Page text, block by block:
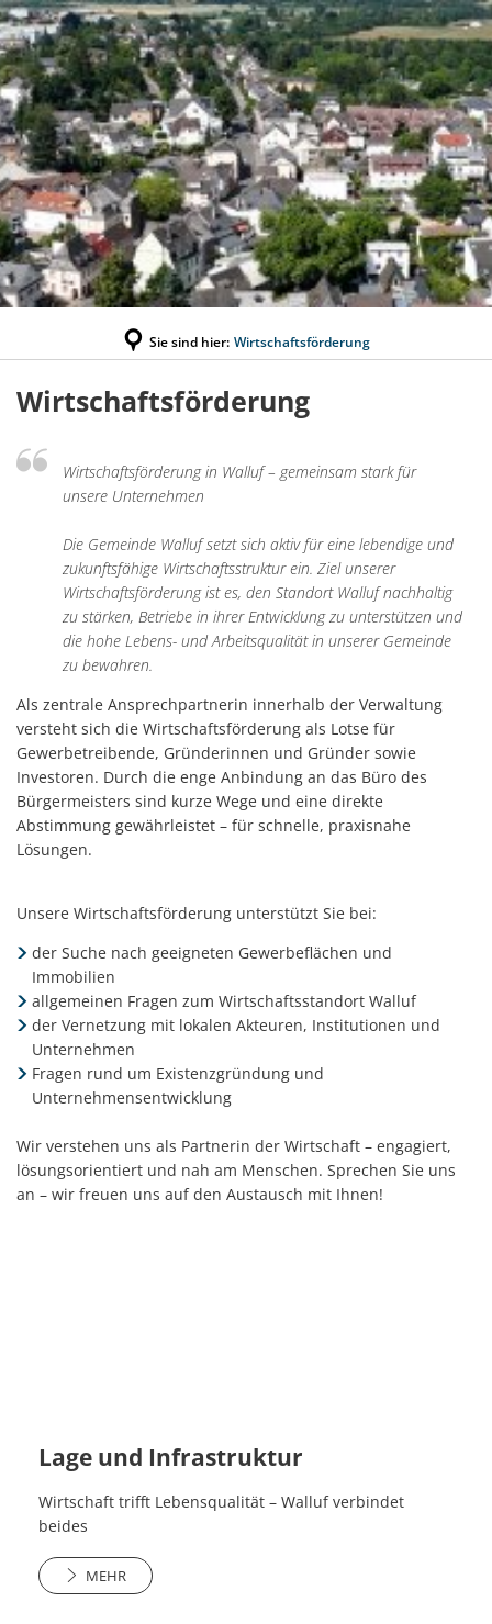
Sie sind hier: Wirtschaftsförderung
Wirtschaftsförderung
Wirtschaftsförderung
Wirtschaftsförderung in Walluf – gemeinsam stark für
unsere Unternehmen
Die Gemeinde Walluf setzt sich aktiv für eine lebendige und
zukunftsfähige Wirtschaftsstruktur ein. Ziel unserer
Wirtschaftsförderung ist es, den Standort Walluf nachhaltig
zu stärken, Betriebe in ihrer Entwicklung zu unterstützen und
die hohe Lebens- und Arbeitsqualität in unserer Gemeinde
zu bewahren.
Als zentrale Ansprechpartnerin innerhalb der Verwaltung
versteht sich die Wirtschaftsförderung als Lotse für
Gewerbetreibende, Gründerinnen und Gründer sowie
Investoren. Durch die enge Anbindung an das Büro des
Bürgermeisters sind kurze Wege und eine direkte
Abstimmung gewährleistet – für schnelle, praxisnahe
Lösungen.
Unsere Wirtschaftsförderung unterstützt Sie bei:
der Suche nach geeigneten Gewerbeflächen und
Immobilien
allgemeinen Fragen zum Wirtschaftsstandort Walluf
der Vernetzung mit lokalen Akteuren, Institutionen und
Unternehmen
Fragen rund um Existenzgründung und
Unternehmensentwicklung
Wir verstehen uns als Partnerin der Wirtschaft – engagiert,
lösungsorientiert und nah am Menschen. Sprechen Sie uns
an – wir freuen uns auf den Austausch mit Ihnen!
Lage und Infrastruktur
Wirtschaft trifft Lebensqualität – Walluf verbindet
beides
MEHR